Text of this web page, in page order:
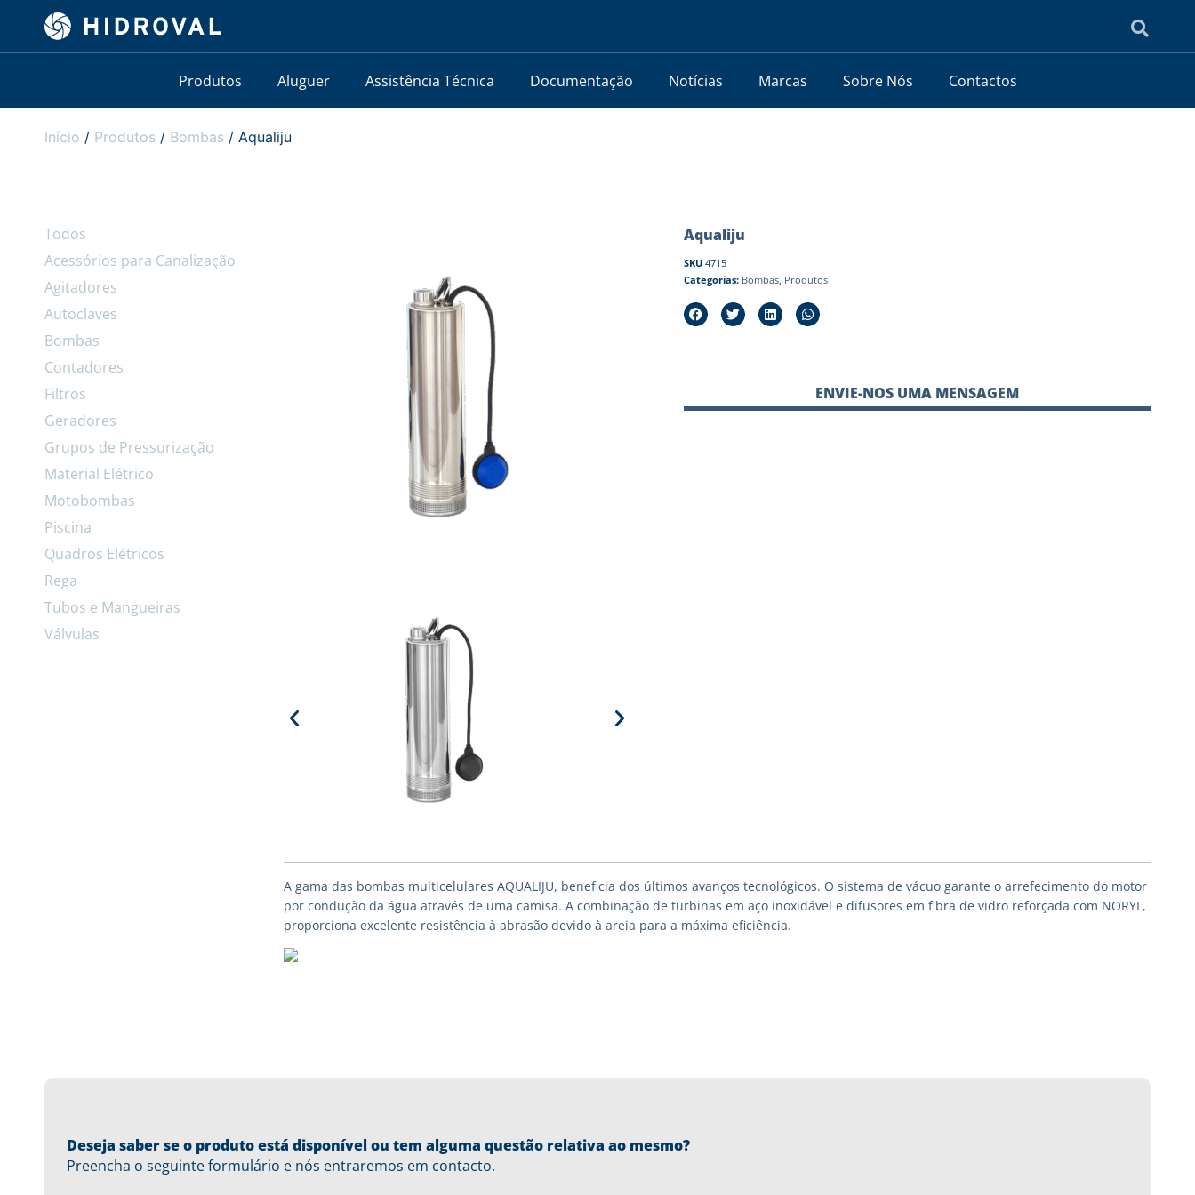
Produtos Aluguer Assistência Técnica Documentação Notícias Marcas Sobre Nós Contactos
Início / Produtos / Bombas / Aqualiju
Todos
Acessórios para Canalização
Agitadores
Autoclaves
Bombas
Contadores
Filtros
Geradores
Grupos de Pressurização
Material Elétrico
Motobombas
Piscina
Quadros Elétricos
Rega
Tubos e Mangueiras
Válvulas
Aqualiju
SKU 4715
Categorias: Bombas, Produtos
ENVIE-NOS UMA MENSAGEM
A gama das bombas multicelulares AQUALIJU, beneficia dos últimos avanços tecnológicos. O sistema de vácuo garante o arrefecimento do motor
por condução da água através de uma camisa. A combinação de turbinas em aço inoxidável e difusores em fibra de vidro reforçada com NORYL,
proporciona excelente resistência à abrasão devido à areia para a máxima eficiência.
Deseja saber se o produto está disponível ou tem alguma questão relativa ao mesmo?
Preencha o seguinte formulário e nós entraremos em contacto.